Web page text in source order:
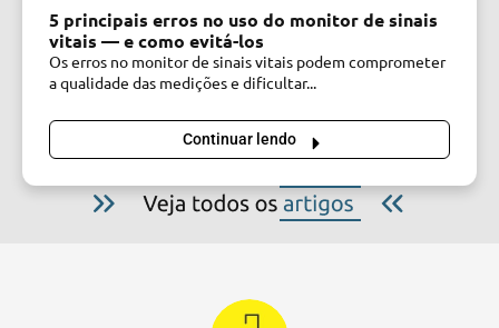
5 principais erros no uso do monitor de sinais
vitais — e como evitá-los
Os erros no monitor de sinais vitais podem comprometer
a qualidade das medições e dificultar...
Continuar lendo